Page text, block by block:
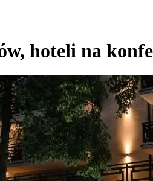
hoteli na